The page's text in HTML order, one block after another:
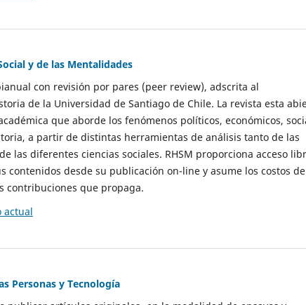
y de las Mentalidades
con revisión por pares (peer review), adscrita al
de la Universidad de Santiago de Chile. La revista esta
que aborde los fenómenos políticos, económicos,
a partir de distintas herramientas de análisis tanto de las
las diferentes ciencias sociales. RHSM proporciona acceso
contenidos desde su publicación on-line y asume los costos de
contribuciones que propaga.
actual
Personas y Tecnología